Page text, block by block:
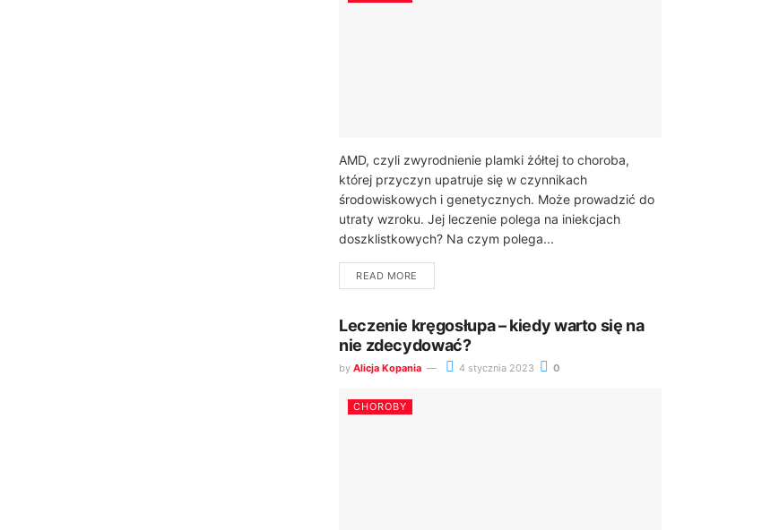
AMD, czyli zwyrodnienie plamki żółtej to choroba,
której przyczyn upatruje się w czynnikach
środowiskowych i genetycznych. Może prowadzić do
utraty wzroku. Jej leczenie polega na iniekcjach
doszklistkowych? Na czym polega...
READ MORE
Leczenie kręgosłupa – kiedy warto się na
nie zdecydować?
by Alicja Kopania 4 stycznia 2023 0
CHOROBY